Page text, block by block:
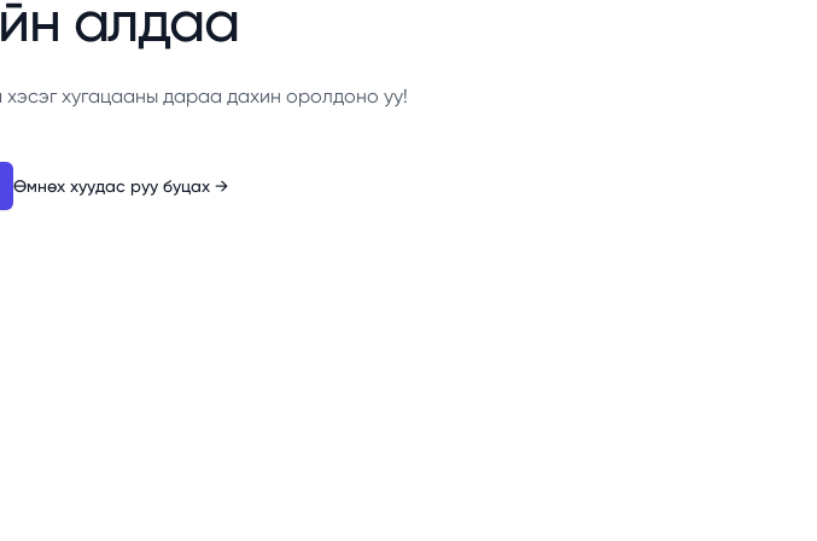
алдаа
хугацааны дараа дахин оролдоно уу!
Өмнөх хуудас руу буцах →